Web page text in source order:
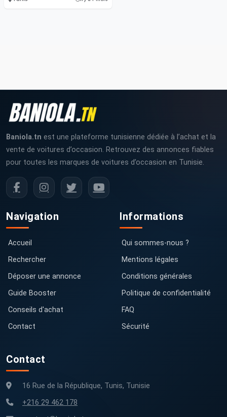
Baniola.tn est une plateforme tunisienne dédiée à l’achat et la
vente de voitures d’occasion. Retrouvez des annonces fiables
pour toutes les marques de voitures d’occasion en Tunisie.
Navigation
Accueil
Rechercher
Déposer une annonce
Guide Booster
Conseils d'achat
Contact
Informations
Qui sommes-nous ?
Mentions légales
Conditions générales
Politique de confidentialité
FAQ
Sécurité
Contact
16 Rue de la République, Tunis, Tunisie
+216 29 462 178